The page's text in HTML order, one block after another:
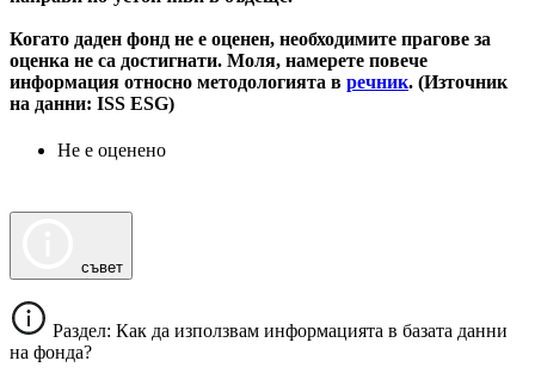
Когато даден фонд не е оценен, необходимите прагове за
оценка не са достигнати. Моля, намерете повече
информация относно методологията в речник. (Източник
на данни: ISS ESG)
Не е оценено
съвет
Раздел: Как да използвам информацията в базата данни
на фонда?